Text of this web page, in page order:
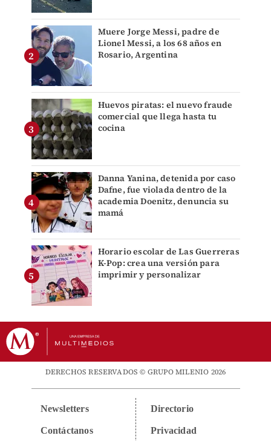
Muere Jorge Messi, padre de
Lionel Messi, a los 68 años en
Rosario, Argentina
Huevos piratas: el nuevo fraude
comercial que llega hasta tu
cocina
Danna Yanina, detenida por caso
Dafne, fue violada dentro de la
academia Doenitz, denuncia su
mamá
Horario escolar de Las Guerreras
K-Pop: crea una versión para
imprimir y personalizar
DERECHOS RESERVADOS © GRUPO MILENIO 2026
Newsletters
Contáctanos
Directorio
Privacidad